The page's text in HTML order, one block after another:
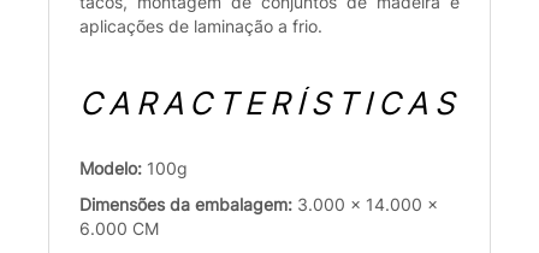
aplicações de laminação a frio.
CARACTERÍSTICAS
Modelo: 100g
Dimensões da embalagem: 3.000 x 14.000 x
6.000 CM